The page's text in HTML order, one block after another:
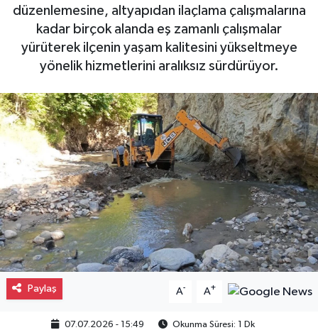
düzenlemesine, altyapıdan ilaçlama çalışmalarına
kadar birçok alanda eş zamanlı çalışmalar
yürüterek ilçenin yaşam kalitesini yükseltmeye
yönelik hizmetlerini aralıksız sürdürüyor.
Paylaş A- A+
07.07.2026 - 15:49 Okunma Süresi: 1 Dk
Asayiş
Magazin
Gayrimenkul
Spor
Eğitim